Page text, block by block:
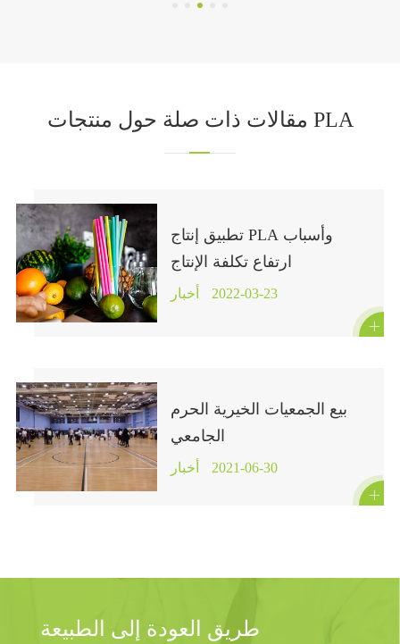
مقالات ذات صلة حول منتجات PLA
تطبيق إنتاج PLA وأسباب
ارتفاع تكلفة الإنتاج
أخبار 2022-03-23

بيع الجمعيات الخيرية الحرم
الجامعي
أخبار 2021-06-30

طريق العودة إلى الطبيعة